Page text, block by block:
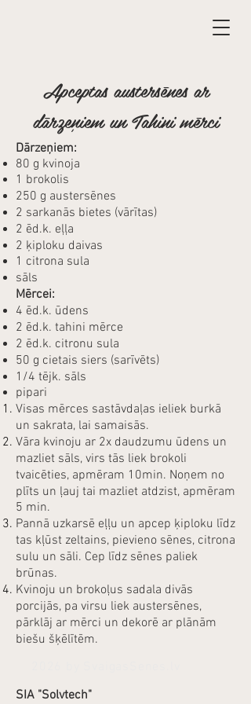
Apceptas austersēnes ar
dārzeņiem un Tahini mērci
Dārzeņiem:​
80 g kvinoja
1 brokolis
250 g austersēnes
2 sarkanās bietes (vārītas)
2 ēd.k. eļļa
2 ķiploku daivas
1 citrona sula
sāls
Mērcei:
4 ēd.k. ūdens
2 ēd.k. tahini mērce
2 ēd.k. citronu sula
50 g cietais siers (sarīvēts)
1/4 tējk. sāls
pipari
Visas mērces sastāvdaļas ieliek burkā
un sakrata, lai samaisās.
Vāra kvinoju ar 2x daudzumu ūdens un
mazliet sāls, virs tās liek brokoli
tvaicēties, apmēram 10min. Noņem no
plīts un ļauj tai mazliet atdzist, apmēram
5 min.
Pannā uzkarsē eļļu un apcep ķiploku līdz
tas kļūst zeltains, pievieno sēnes, citrona
sulu un sāli. Cep līdz sēnes paliek
brūnas.
Kvinoju un brokoļus sadala divās
porcijās, pa virsu liek austersēnes,
pārklāj ar mērci un dekorē ar plānām
biešu šķēlītēm.
SIA "Solvtech"